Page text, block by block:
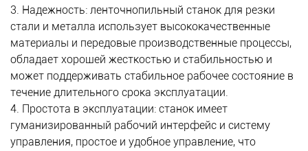
3. Надежность: ленточнопильный станок для резки
стали и металла использует высококачественные
материалы и передовые производственные процессы,
обладает хорошей жесткостью и стабильностью и
может поддерживать стабильное рабочее состояние в
течение длительного срока эксплуатации.
4. Простота в эксплуатации: станок имеет
гуманизированный рабочий интерфейс и систему
управления, простое и удобное управление, что